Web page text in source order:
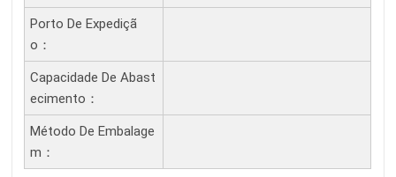
Porto De Expediçã
O：
Capacidade De Abast
Ecimento：
Método De Embalage
M：